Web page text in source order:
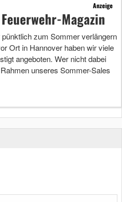
Anzeige
Magazin
zum Sommer verlängern
Ort in Hannover haben wir viele
angeboten. Wer nicht dabei
unseres Sommer-Sales